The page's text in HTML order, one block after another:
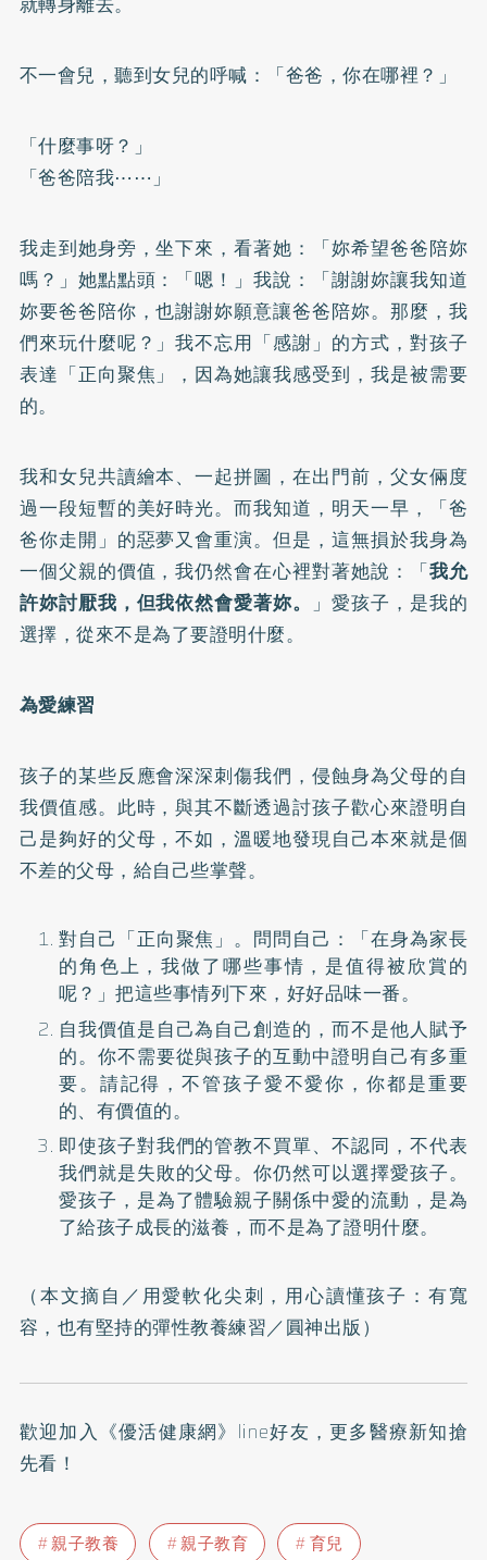
不一會兒，聽到女兒的呼喊：「爸爸，你在哪裡？」
「什麼事呀？」
「爸爸陪我⋯⋯」
我走到她身旁，坐下來，看著她：「妳希望爸爸陪妳
嗎？」她點點頭：「嗯！」我說：「謝謝妳讓我知道
妳要爸爸陪你，也謝謝妳願意讓爸爸陪妳。那麼，我
們來玩什麼呢？」我不忘用「感謝」的方式，對孩子
表達「正向聚焦」，因為她讓我感受到，我是被需要
的。
我和女兒共讀繪本、一起拼圖，在出門前，父女倆度
過一段短暫的美好時光。而我知道，明天一早，「爸
爸你走開」的惡夢又會重演。但是，這無損於我身為
一個父親的價值，我仍然會在心裡對著她說：「我允
許妳討厭我，但我依然會愛著妳。 」愛孩子，是我的
選擇，從來不是為了要證明什麼。
為愛練習
孩子的某些反應會深深刺傷我們，侵蝕身為父母的自
我價值感。此時，與其不斷透過討孩子歡心來證明自
己是夠好的父母，不如，溫暖地發現自己本來就是個
不差的父母，給自己些掌聲。
對自己「正向聚焦」。問問自己：「在身為家長
的角色上，我做了哪些事情，是值得被欣賞的
呢？」把這些事情列下來，好好品味一番。
自我價值是自己為自己創造的，而不是他人賦予
的。你不需要從與孩子的互動中證明自己有多重
要。請記得，不管孩子愛不愛你，你都是重要
的、有價值的。
即使孩子對我們的管教不買單、不認同，不代表
我們就是失敗的父母。你仍然可以選擇愛孩子。
愛孩子，是為了體驗親子關係中愛的流動，是為
了給孩子成長的滋養，而不是為了證明什麼。
（本文摘自／用愛軟化尖刺，用心讀懂孩子：有寬
容，也有堅持的彈性教養練習／圓神出版）
歡迎加入 《優活健康網》line好友 ，更多醫療新知搶
先看！
親子教養 親子教育
育兒